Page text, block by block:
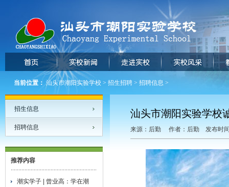
当前位置： 汕头市潮阳实验学校 > 招生招聘 > 招聘信息 >
招生信息
招聘信息
推荐内容
潮实学子 | 曾业高：学在潮
汕头市潮阳实验学校
来源：后勤 作者：后勤 发布时